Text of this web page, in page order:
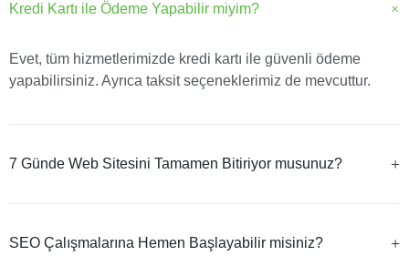
Kredi Kartı ile Ödeme Yapabilir miyim?
Evet, tüm hizmetlerimizde kredi kartı ile güvenli ödeme
yapabilirsiniz. Ayrıca taksit seçeneklerimiz de mevcuttur.
7 Günde Web Sitesini Tamamen Bitiriyor musunuz?
SEO Çalışmalarına Hemen Başlayabilir misiniz?